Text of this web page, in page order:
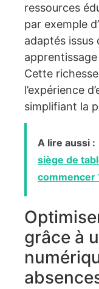
ressources
par exemple
adaptés issus
Cette
l’expérience
simplifiant la
A lire aussi :
siège de
commencer
grâce à